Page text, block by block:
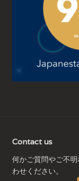
Contact us
何かご質問やご不
わせください。